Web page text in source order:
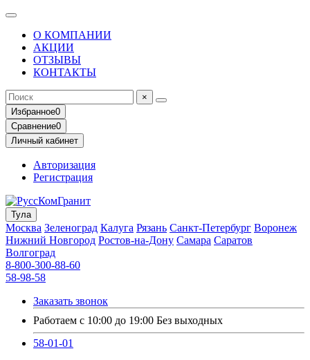
О КОМПАНИИ
АКЦИИ
ОТЗЫВЫ
КОНТАКТЫ
×
Избранное0
Сравнение0
Личный кабинет
Авторизация
Регистрация
Тула
Москва Зеленоград Калуга Рязань Санкт-Петербург Воронеж
Нижний Новгород Ростов-на-Дону Самара Саратов
Волгоград
8-800-300-88-60
58-98-58
Заказать звонок
Работаем с 10:00 до 19:00 Без выходных
58-01-01